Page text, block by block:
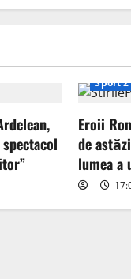
Sport 2
Eroii
de
lumea a